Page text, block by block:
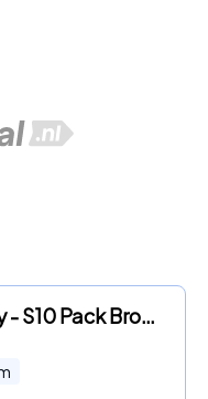
Aixam City - S10 Pack Brommobiel NIEUW